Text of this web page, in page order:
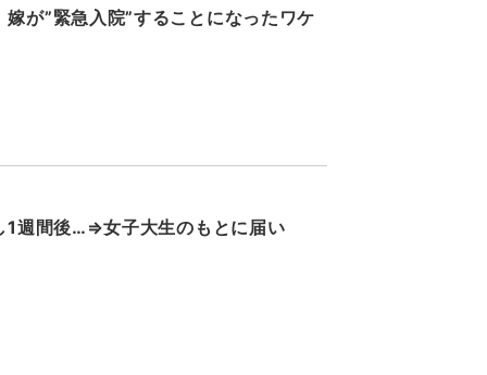
が”緊急入院”することになったワケ
1週間後…⇒女子大生のもとに届い